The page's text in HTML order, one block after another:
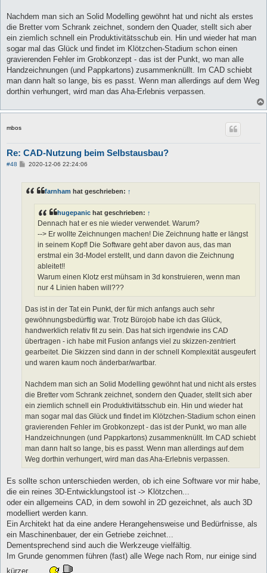
Nachdem man sich an Solid Modelling gewöhnt hat und nicht als erstes
die Bretter vom Schrank zeichnet, sondern den Quader, stellt sich aber
ein ziemlich schnell ein Produktivitätsschub ein. Hin und wieder hat man
sogar mal das Glück und findet im Klötzchen-Stadium schon einen
gravierenden Fehler im Grobkonzept - das ist der Punkt, wo man alle
Handzeichnungen (und Pappkartons) zusammenknüllt. Im CAD schiebt
man dann halt so lange, bis es passt. Wenn man allerdings auf dem Weg
dorthin verhungert, wird man das Aha-Erlebnis verpassen.
mbos
Re: CAD-Nutzung beim Selbstausbau?
#48
B
r
2020-12-06 22:24:06
farnham hat geschrieben: ↑
hugepanic hat geschrieben: ↑
Dennach hat er es nie wieder verwendet. Warum?
--> Er wollte Zeichnungen machen! Die Zeichnung hatte er längst
in seinem Kopf! Die Software geht aber davon aus, das man
erstmal ein 3d-Model erstellt, und dann davon die Zeichnung
ableitet!!
Warum einen Klotz erst mühsam in 3d konstruieren, wenn man
nur 4 Linien haben will???
Das ist in der Tat ein Punkt, der für mich anfangs auch sehr
gewöhnungsbedürftig war. Trotz Bürojob habe ich das Glück,
handwerklich relativ fit zu sein. Das hat sich irgendwie ins CAD
übertragen - ich habe mit Fusion anfangs viel zu skizzen-zentriert
gearbeitet. Die Skizzen sind dann in der schnell Komplexität ausgeufert
und waren kaum noch änderbar/wartbar.
Nachdem man sich an Solid Modelling gewöhnt hat und nicht als erstes
die Bretter vom Schrank zeichnet, sondern den Quader, stellt sich aber
ein ziemlich schnell ein Produktivitätsschub ein. Hin und wieder hat
man sogar mal das Glück und findet im Klötzchen-Stadium schon einen
gravierenden Fehler im Grobkonzept - das ist der Punkt, wo man alle
Handzeichnungen (und Pappkartons) zusammenknüllt. Im CAD schiebt
man dann halt so lange, bis es passt. Wenn man allerdings auf dem
Weg dorthin verhungert, wird man das Aha-Erlebnis verpassen.
Es sollte schon unterschieden werden, ob ich eine Software vor mir habe,
die ein reines 3D-Entwicklungstool ist -> Klötzchen...
oder ein allgemeins CAD, in dem sowohl in 2D gezeichnet, als auch 3D
modelliert werden kann.
Ein Architekt hat da eine andere Herangehensweise und Bedürfnisse, als
ein Maschinenbauer, der ein Getriebe zeichnet...
Dementsprechend sind auch die Werkzeuge vielfältig.
Im Grunde genommen führen (fast) alle Wege nach Rom, nur einige sind
kürzer...